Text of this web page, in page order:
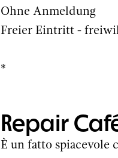
Ohne Anmeldung
Freier Eintritt -
*
Repair
È un fatto spiacevole